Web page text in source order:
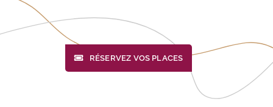
RÉSERVEZ VOS PLACES